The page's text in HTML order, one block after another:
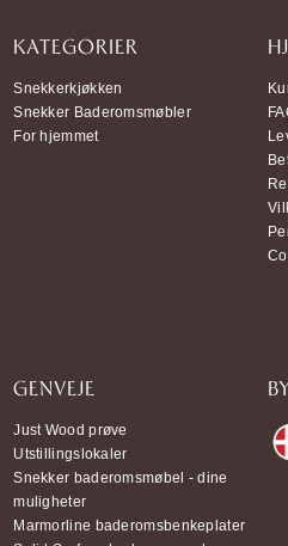
KATEGORIER
Snekkerkjøkken
Snekker Baderomsmøbler
For hjemmet
GENVEJE
Just Wood prøve
Utstillingslokaler
Snekker baderomsmøbel - dine
muligheter
Marmorline baderomsbenkeplater